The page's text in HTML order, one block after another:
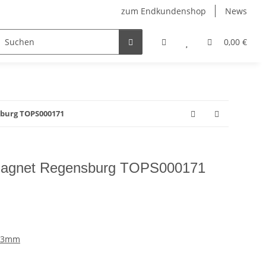
zum Endkundenshop News
0,00 €
FFP2-Masken
TOPS000171
Regensburg TOPS000171